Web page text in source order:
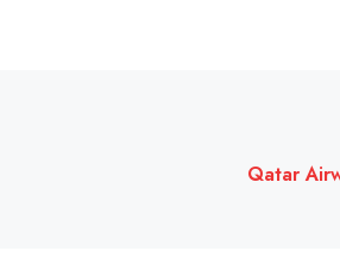
Qatar